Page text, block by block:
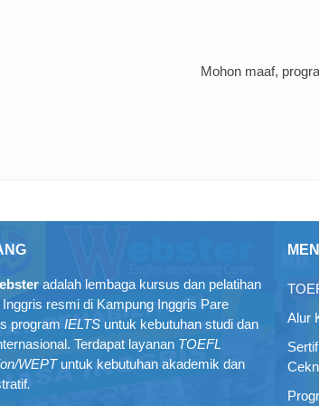
Mohon maaf,
adalah lembaga kursus dan pelatihan
Inggris resmi di Kampung Inggris Pare
program IELTS untuk kebutuhan studi dan
Terdapat layanan TOEFL
WEPTuntuk kebutuhan akademik dan
.
Alur